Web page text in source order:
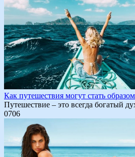
Как путешествия могут стать
Путешествие – это всегда богатый
0706